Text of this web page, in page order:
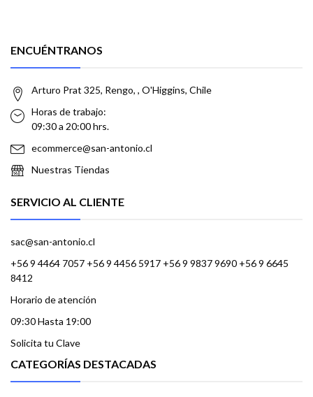
ENCUÉNTRANOS
Arturo Prat 325, Rengo, , O'Higgins, Chile
Horas de trabajo:
09:30 a 20:00 hrs.
ecommerce@san-antonio.cl
Nuestras Tiendas
SERVICIO AL CLIENTE
sac@san-antonio.cl
+56 9 4464 7057 +56 9 4456 5917 +56 9 9837 9690 +56 9 6645
8412
Horario de atención
09:30 Hasta 19:00
Solicita tu Clave
CATEGORÍAS DESTACADAS